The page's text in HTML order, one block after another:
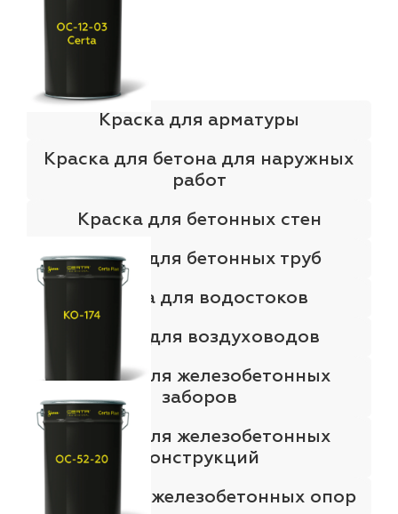
Краска для арматуры
Краска для бетона для наружных
работ
Краска для бетонных стен
Краска для бетонных труб
Краска для водостоков
Краска для воздуховодов
Краска для железобетонных
заборов
Краска для железобетонных
конструкций
Краска для железобетонных опор